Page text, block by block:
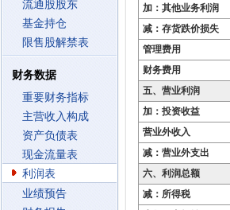
流通股股东
基金持仓
限售股解禁表
财务数据
重要财务指标
主营收入构成
资产负债表
现金流量表
利润表
业绩预告
加：其他业务利润
减：存货跌价损失
管理费用
财务费用
五、营业利润
加：投资收益
营业外收入
减：营业外支出
六、利润总额
减：所得税